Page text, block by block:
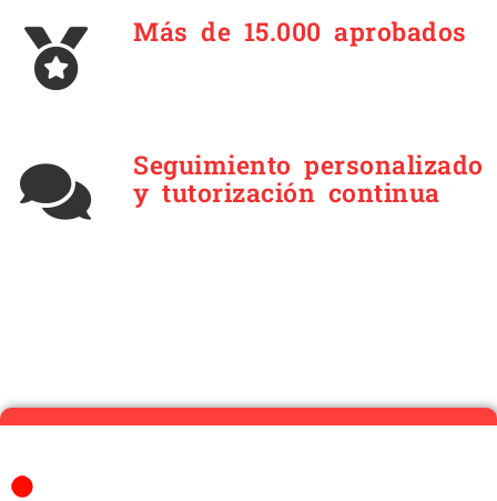
Más de 15.000 aprobados
Seguimiento personalizado
y tutorización continua